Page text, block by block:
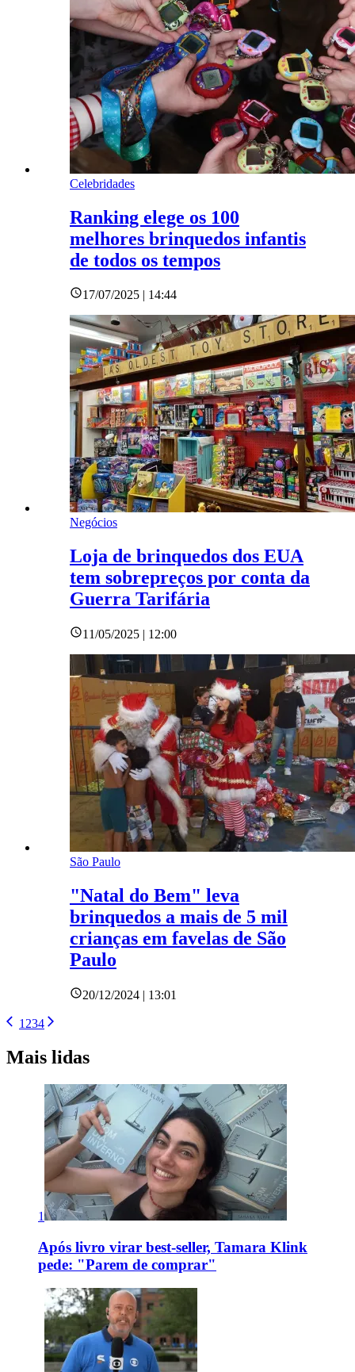
Celebridades
Ranking elege os 100
melhores brinquedos infantis
de todos os tempos
17/07/2025 | 14:44
Negócios
Loja de brinquedos dos EUA
tem sobrepreços por conta da
Guerra Tarifária
11/05/2025 | 12:00
São Paulo
"Natal do Bem" leva
brinquedos a mais de 5 mil
crianças em favelas de São
Paulo
20/12/2024 | 13:01
1 234
Mais lidas
1
Após livro virar best-seller, Tamara Klink
pede: "Parem de comprar"